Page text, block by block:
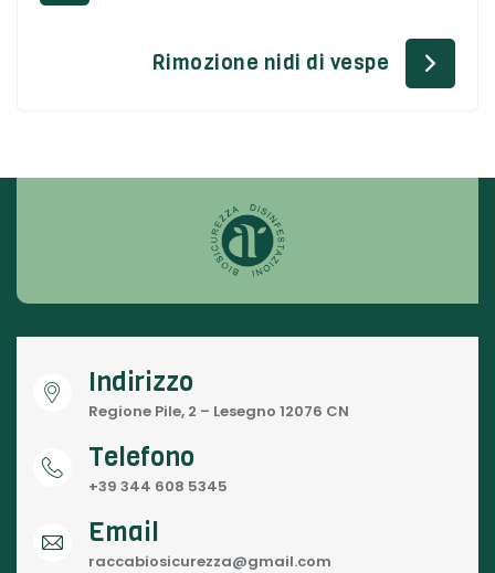
Rimozione nidi di vespe
Indirizzo
Regione Pile, 2 – Lesegno 12076 CN
Telefono
+39 344 608 5345
Email
raccabiosicurezza@gmail.com